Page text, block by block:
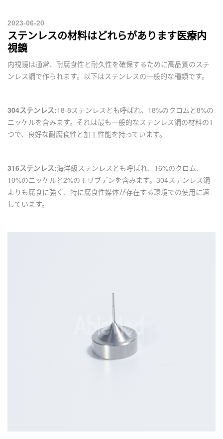
2023-06-20
ステンレスの材料はどれらがあります医療内
視鏡
内視鏡は通常、耐腐食性と耐久性を確保するために高品質のステ
ンレス鋼で作られます。以下はステンレスの一般的な種類です。
304ステンレス:18-8ステンレスとも呼ばれ、18%のクロムと8%の
ニッケルを含みます。それは最も一般的なステンレス鋼の材料の1
つで、良好な耐腐食性と加工性能を持っています。
316ステンレス:海洋級ステンレスとも呼ばれ、16%のクロム、
10%のニッケルと2%のモリブデンを含みます。304ステンレス鋼
よりも腐食に強く、特に腐食性媒体が存在する環境での使用に適
しています。